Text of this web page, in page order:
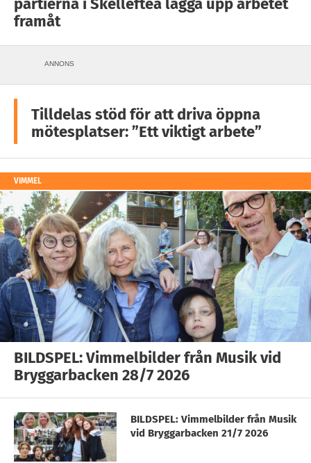
framåt
ANNONS
Tilldelas stöd för att driva öppna
mötesplatser: ”Ett viktigt arbete”
VIMMEL
BILDSPEL: Vimmelbilder från Musik vid
Bryggarbacken 28/7 2026
BILDSPEL: Vimmelbilder från Musik
vid Bryggarbacken 21/7 2026